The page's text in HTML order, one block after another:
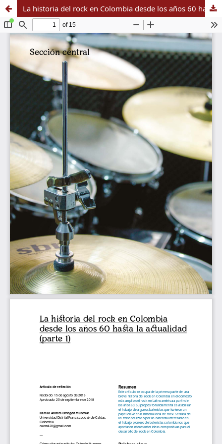
La historia del rock en Colombia desde los años 60 hasta la actualidad (parte 1)